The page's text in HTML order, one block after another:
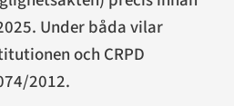
Under båda vilar
och CRPD
2012.